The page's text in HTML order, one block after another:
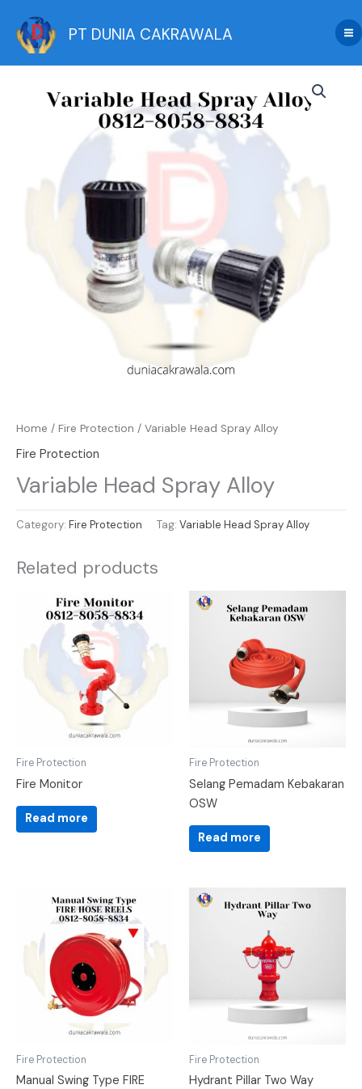
content
PT DUNIA CAKRAWALA
Home / Fire Protection / Variable Head Spray Alloy
Fire Protection
Variable Head Spray Alloy
Category: Fire Protection Tag: Variable Head Spray Alloy
Related products
Fire Protection
Fire Monitor
Read more
Fire Protection
Selang Pemadam Kebakaran
OSW
Read more
Fire Protection
Manual Swing Type FIRE
Fire Protection
Hydrant Pillar Two Way